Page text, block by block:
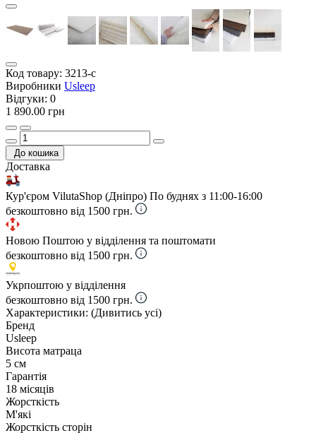
Код товару: 3213-с
Виробники Usleep
Відгуки: 0
1 890.00 грн
До кошика
Доставка
Кур'єром VilutaShop (Дніпро) По буднях з 11:00-16:00
безкоштовно від 1500 грн.
Новою Поштою у відділення та поштомати
безкоштовно від 1500 грн.
Укрпоштою у відділення
безкоштовно від 1500 грн.
Характеристики: (Дивитись усі)
Бренд
Usleep
Висота матраца
5 см
Гарантія
18 місяців
Жорсткість
М'які
Жорсткість сторін